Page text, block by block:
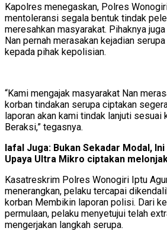
Kapolres menegaskan, Polres
mentoleransi segala bentuk tindak
meresahkan masyarakat. Pihaknya
Nan pernah merasakan kejadian
kepada pihak kepolisian.
“Kami mengajak masyarakat Nan
korban tindakan serupa ciptakan
laporan akan kami tindak lanjuti sesuai
Beraksi,” tegasnya.
lafal Juga: Bukan Sekadar Modal,
Upaya Ultra Mikro ciptakan
Kasatreskrim Polres Wonogiri Iptu
menerangkan, pelaku tercapai
korban Membikin laporan polisi. Dari
permulaan, pelaku menyetujui telah
mengerjakan langkah serupa.